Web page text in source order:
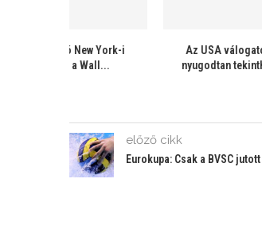
Magyarokkal játszó New York-i
egyetemi csapat a Wall...
előző cikk
Eurokupa: Csak a BVSC